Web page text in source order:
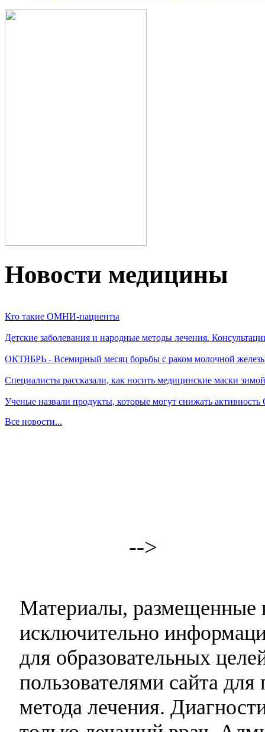
Новости медицины
Кто такие ОМНИ-пациенты
Детские заболевания и народные методы лечения.
ОКТЯБРЬ - Всемирный месяц борьбы с раком молочной
Специалисты рассказали, как носить медицинские маски зимой
Ученые назвали продукты, которые могут снижать
Все новости...
-->
Материалы, размещенные
исключительно
для образовательных
пользователями сайта
метода лечения.